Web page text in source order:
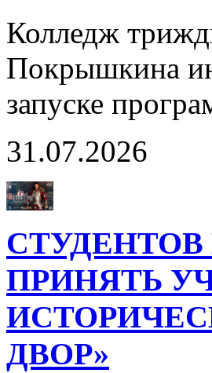
Колледж
Покрышкина
запуске
31.07.2026
ПРИНЯТЬ
ДВОР»